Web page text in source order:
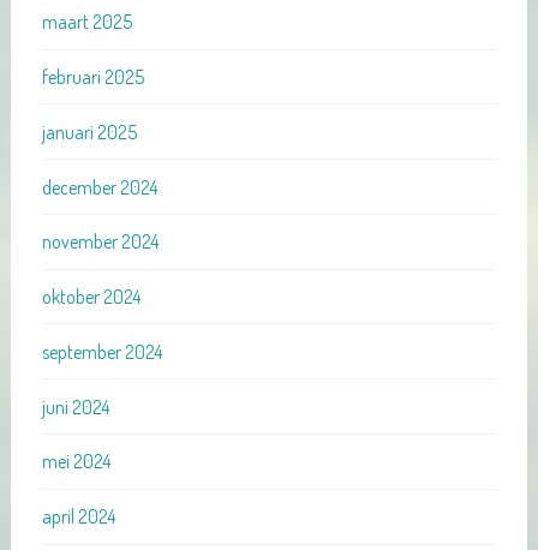
maart 2025
februari 2025
januari 2025
december 2024
november 2024
oktober 2024
september 2024
juni 2024
mei 2024
april 2024